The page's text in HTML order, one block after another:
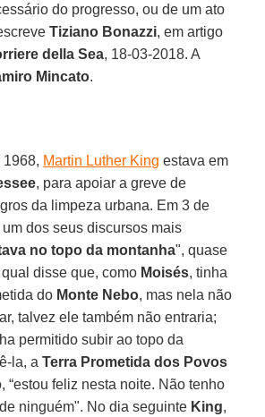
do progresso, ou de um ato
Tiziano Bonazzi, em artigo
della Sea, 18-03-2018. A
Mincato.
1968, Martin Luther King estava em
, para apoiar a greve de
da limpeza urbana. Em 3 de
dos seus discursos mais
no topo da montanha", quase
disse que, como Moisés, tinha
do Monte Nebo, mas nela não
talvez ele também não entraria;
permitido subir ao topo da
la, aTerra Prometida dos Povos
“estou feliz nesta noite. Não tenho
ninguém". No dia seguinte King,